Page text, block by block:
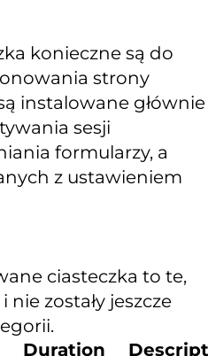
konieczne są do
strony
instalowane głównie
sesji
formularzy, a
z ustawieniem
ciasteczka to te,
zostały jeszcze
Duration